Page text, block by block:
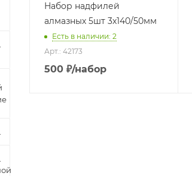
Набор надфилей
алмазных 5шт 3х140/50мм
Есть в наличии: 2
Арт.: 42173
500 ₽/набор